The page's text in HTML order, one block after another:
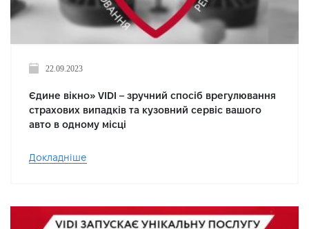
22.09.2023
Єдине вікно» VIDI – зручний спосіб врегулювання
страхових випадків та кузовний сервіс вашого
авто в одному місці
Докладніше